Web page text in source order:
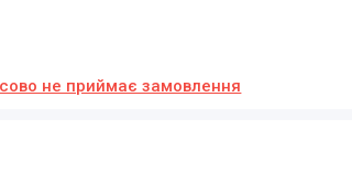
не приймає замовлення